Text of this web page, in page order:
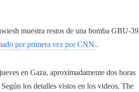
muestra restos de una bomba GBU-39
por primera vez por CNN..
en Gaza, aproximadamente dos horas
los detalles vistos en los videos, The